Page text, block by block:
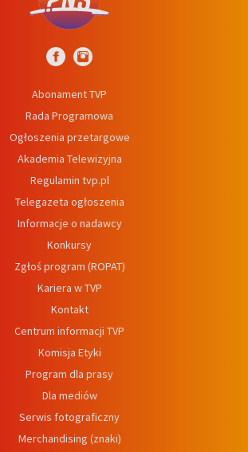
Abonament TVP
Rada Programowa
Ogłoszenia przetargowe
Akademia Telewizyjna
Regulamin tvp.pl
Telegazeta ogłoszenia
Informacje o nadawcy
Konkursy
Zgłoś program (ROPAT)
Kariera w TVP
Kontakt
Centrum informacji TVP
Komisja Etyki
Program dla prasy
Dla mediów
Serwis fotograficzny
Merchandising (znaki)